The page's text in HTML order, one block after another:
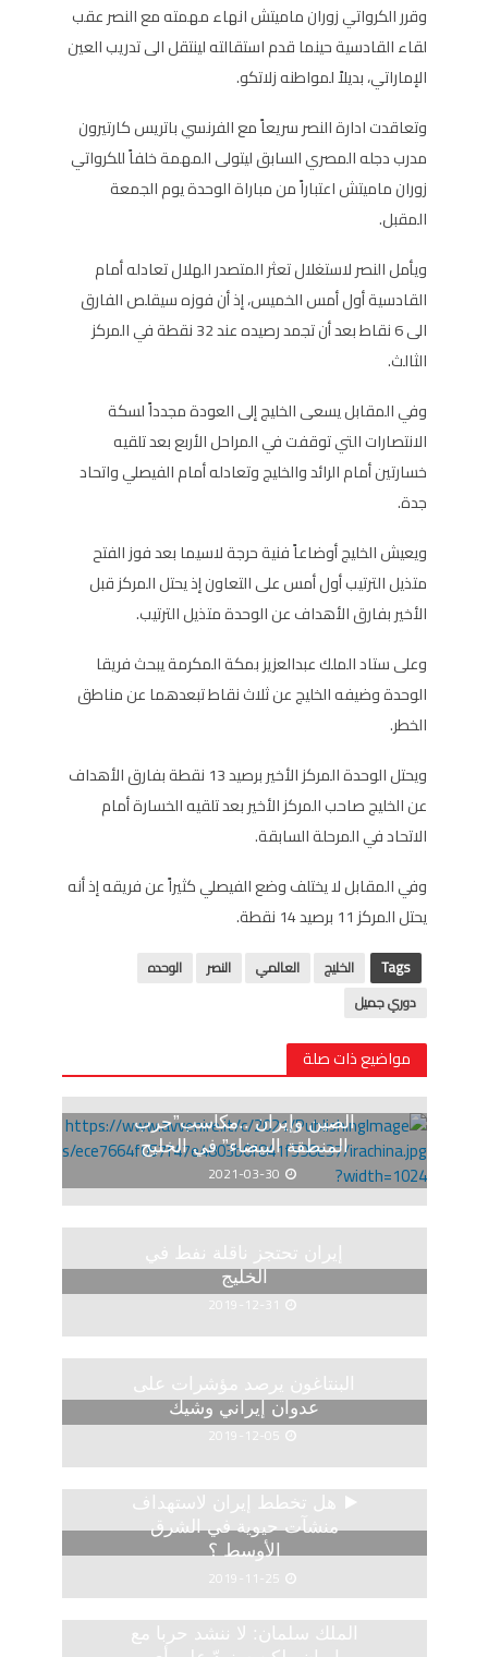
وقرر الكرواتي زوران ماميتش انهاء مهمته مع النصر عقب
لقاء القادسية حينما قدم استقالته لينتقل الى تدريب العين
الإماراتي، بديلاً لمواطنه زلاتكو.
وتعاقدت ادارة النصر سريعاً مع الفرنسي باتريس كارتيرون
مدرب دجله المصري السابق ليتولى المهمة خلفاً للكرواتي
زوران ماميتش اعتباراً من مباراة الوحدة يوم الجمعة
المقبل.
ويأمل النصر لاستغلال تعثر المتصدر الهلال تعادله أمام
القادسية أول أمس الخميس، إذ أن فوزه سيقلص الفارق
الى 6 نقاط بعد أن تجمد رصيده عند 32 نقطة في المركز
الثالث.
وفي المقابل يسعى الخليج إلى العودة مجدداً لسكة
الانتصارات التي توقفت في المراحل الأربع بعد تلقيه
خسارتين أمام الرائد والخليج وتعادله أمام الفيصلي واتحاد
جدة.
ويعيش الخليج أوضاعاً فنية حرجة لاسيما بعد فوز الفتح
متذيل الترتيب أول أمس على التعاون إذ يحتل المركز قبل
الأخير بفارق الأهداف عن الوحدة متذيل الترتيب.
وعلى ستاد الملك عبدالعزيز بمكة المكرمة يبحث فريقا
الوحدة وضيفه الخليج عن ثلاث نقاط تبعدهما عن مناطق
الخطر.
ويحتل الوحدة المركز الأخير برصيد 13 نقطة بفارق الأهداف
عن الخليج صاحب المركز الأخير بعد تلقيه الخسارة أمام
الاتحاد في المرحلة السابقة.
وفي المقابل لا يختلف وضع الفيصلي كثيراً عن فريقه إذ أنه
يحتل المركز 11 برصيد 14 نقطة.
Tags الخليج العالمي النصر
الوحده
دوري جميل
مواضيع ذات صلة
الصين وإيران ..مكاسب”حرب
المنطقة البيضاء” في الخليج
2021-03-30
إيران تحتجز ناقلة نفط في
الخليج
2019-12-31
البنتاغون يرصد مؤشرات على
عدوان إيراني وشيك
2019-12-05
هل تخطط إيران لاستهداف
منشآت حيوية في الشرق
الأوسط ؟
2019-11-25
الملك سلمان: لا ننشد حربا مع